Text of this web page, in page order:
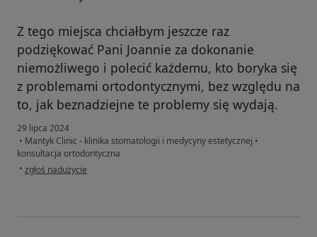
Z tego miejsca chciałbym jeszcze raz
podziękować Pani Joannie za dokonanie
niemożliwego i polecić każdemu, kto boryka się
z problemami ortodontycznymi, bez względu na
to, jak beznadziejne te problemy się wydają.
29 lipca 2024
• Mantyk Clinic - klinika stomatologii i medycyny estetycznej •
konsultacja ortodontyczna
• w opinii użytkownika Paweł Chlebicki
zgłoś nadużycie